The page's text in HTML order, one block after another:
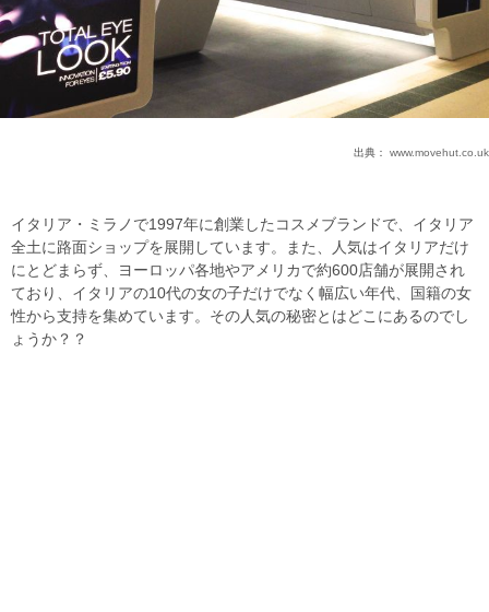
出典： www.movehut.co.uk
イタリア・ミラノで1997年に創業したコスメブランドで、イタリア
全土に路面ショップを展開しています。また、人気はイタリアだけ
にとどまらず、ヨーロッパ各地やアメリカで約600店舗が展開され
ており、イタリアの10代の女の子だけでなく幅広い年代、国籍の女
性から支持を集めています。その人気の秘密とはどこにあるのでし
ょうか？？